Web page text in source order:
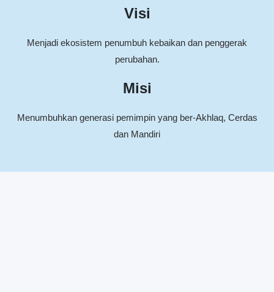
Visi
Menjadi ekosistem penumbuh kebaikan dan penggerak
perubahan.
Misi
Menumbuhkan generasi pemimpin yang ber-Akhlaq, Cerdas
dan Mandiri